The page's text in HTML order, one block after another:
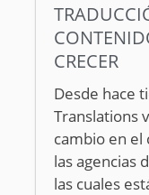
CRECER
Desde hace
Translations
cambio en
las agencias
las cuales